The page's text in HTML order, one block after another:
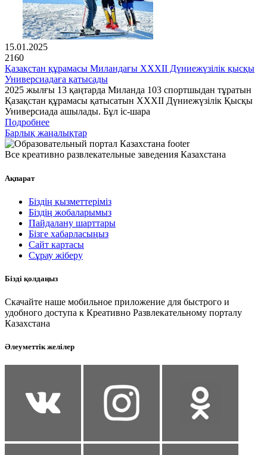
15.01.2025
2160
Қазақстан құрамасы Миландағы XXXII Дүниежүзілік қысқы
Универсиадаға қатысады
2025 жылғы 13 қаңтарда Миланда 103 спортшыдан тұратын
Қазақстан құрамасы қатысатын XXXII Дүниежүзілік Қысқы
Универсиада ашылады. Бұл іс-шара
Подробнее
Барлық жаңалықтар
Все креативно развлекательные заведения Казахстана
Ақпарат
Біздің қызметтеріміз
Біздің жобаларымыз
Пайдалану шарттары
Бізге хабарласыңыз
Сайт картасы
Сұрау жіберу
Бізді қолдаңыз
Скачайте наше мобильное приложение для быстрого и
удобного доступа к Креативно Развлекательному порталу
Казахстана
Әлеуметтік желілер